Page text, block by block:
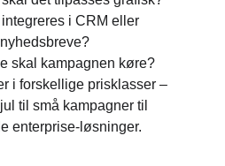
i CRM eller
nyhedsbreve?
skal kampagnen køre?
i forskellige prisklasser –
til små kampagner til
enterprise-løsninger.